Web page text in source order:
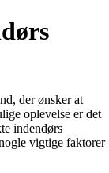
der ønsker at
oplevelse er det
indendørs
vigtige faktorer